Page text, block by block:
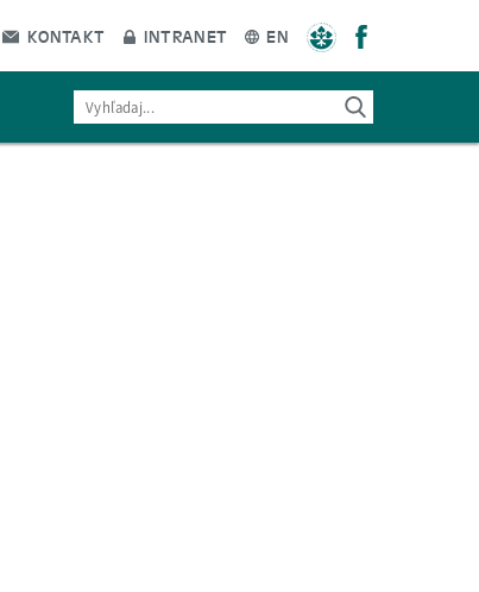
KONTAKT INTRANET EN